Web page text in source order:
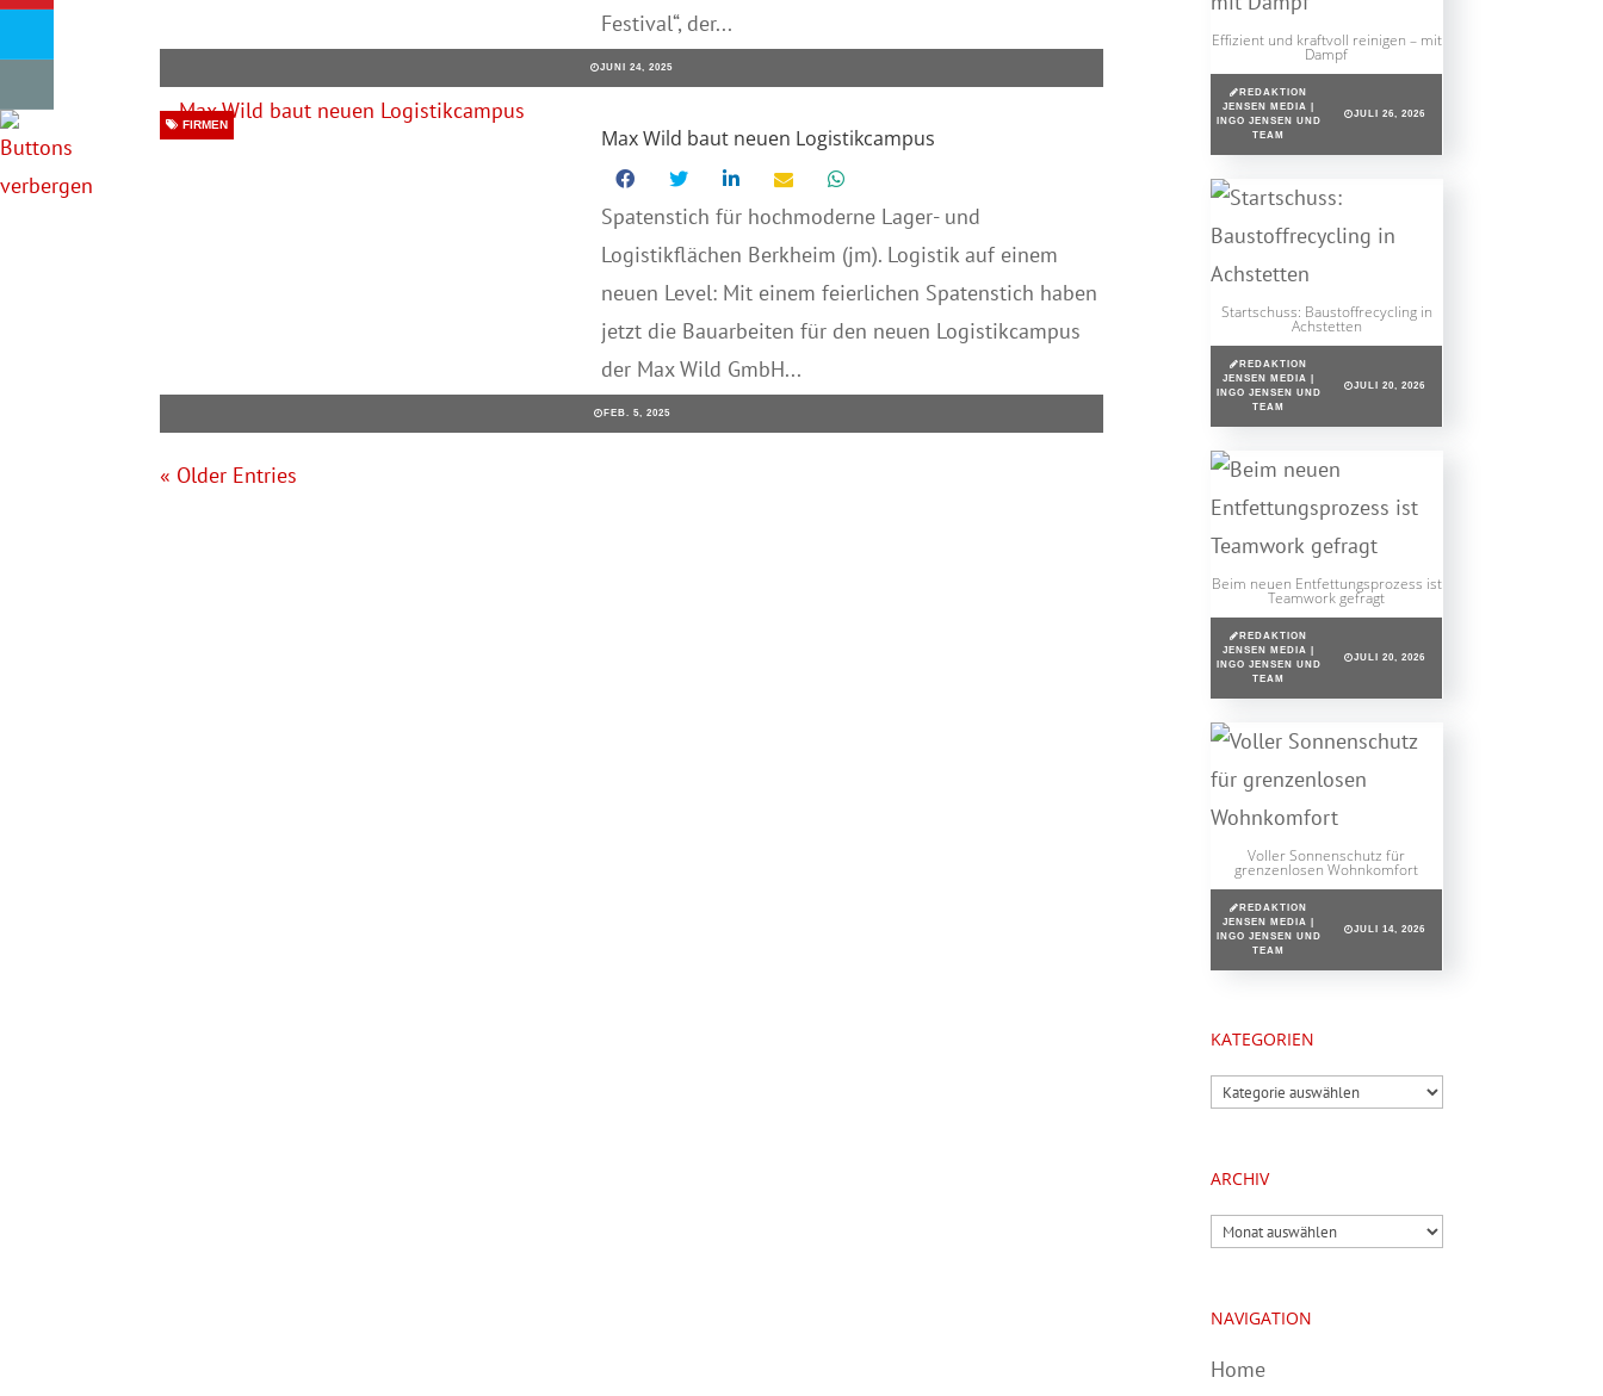
Festival“, der...
JUNI 24, 2025
Max Wild baut neuen Logistikcampus
FIRMEN
Spatenstich für hochmoderne Lager- und
Logistikflächen Berkheim (jm). Logistik auf einem
neuen Level: Mit einem feierlichen Spatenstich haben
jetzt die Bauarbeiten für den neuen Logistikcampus
der Max Wild GmbH...
FEB. 5, 2025
« Older Entries
Effizient und kraftvoll reinigen – mit
Dampf
REDAKTION
JENSEN MEDIA |
INGO JENSEN UND
TEAM
JULI 26, 2026
Startschuss: Baustoffrecycling in
Achstetten
REDAKTION
JENSEN MEDIA |
INGO JENSEN UND
TEAM
JULI 20, 2026
Beim neuen Entfettungsprozess ist
Teamwork gefragt
REDAKTION
JENSEN MEDIA |
INGO JENSEN UND
TEAM
JULI 20, 2026
Voller Sonnenschutz für
grenzenlosen Wohnkomfort
REDAKTION
JENSEN MEDIA |
INGO JENSEN UND
TEAM
JULI 14, 2026
KATEGORIEN
Kategorien
ARCHIV
Archiv
NAVIGATION
Home